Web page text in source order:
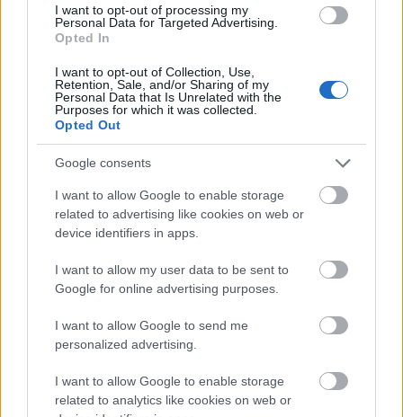
I want to opt-out of processing my
Personal Data for Targeted Advertising.
Opted In
I want to opt-out of Collection, Use,
Retention, Sale, and/or Sharing of my
Personal Data that Is Unrelated with the
Purposes for which it was collected.
Opted Out
Google consents
I want to allow Google to enable storage
related to advertising like cookies on web or
device identifiers in apps.
I want to allow my user data to be sent to
Google for online advertising purposes.
I want to allow Google to send me
personalized advertising.
I want to allow Google to enable storage
related to analytics like cookies on web or
Strieber nevét Schrieberre torzítania, láthatóan nem
elütés, csak szart utánanézni (az egyik ismertebb sci-
fi író, semmiképpen sem sosemhallott nullabéla
ugyebár), és még azután sem javította, hogy valaki
kommentben beírta a helyeset. Ez is egyfajta
arrogancia. Kommenteljenek csak az olvasók, hozzák
csak a fogalmat, de sem az eléjük rakott áru
minőségével, sem a véleményükkel nem törődünk
igazán.
kibirjatov
10 éve
: Ki is az a MINDENKI?
10 éve